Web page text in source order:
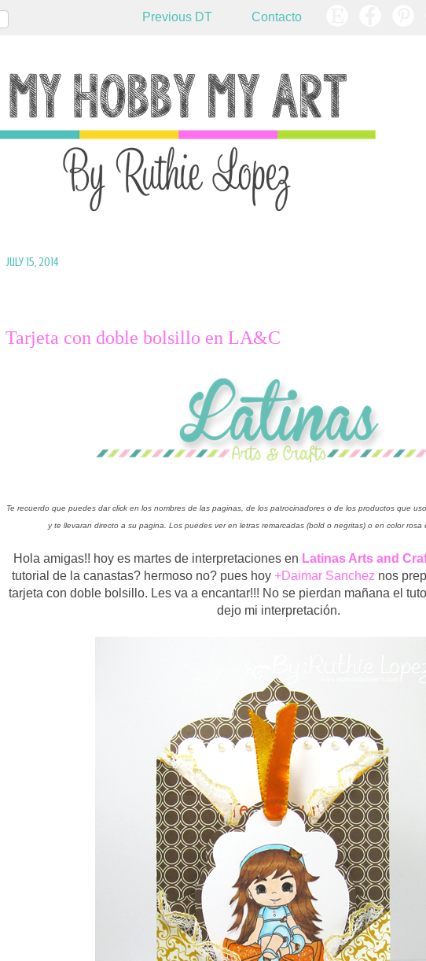
Previous DT Contacto
July 15, 2014
Tarjeta con doble bolsillo en LA&C
Te recuerdo que puedes dar click en los nombres de las paginas, de los patrocinadores o de los productos que
y te llevaran directo a su pagina. Los puedes ver en letras remarcadas (bold o negritas) o en color rosa
Hola amigas!! hoy es martes de interpretaciones en Latinas Arts and
tutorial de la canastas? hermoso no? pues hoy +Daimar Sanchez nos
tarjeta con doble bolsillo. Les va a encantar!!! No se pierdan mañana el
dejo mi interpretación.